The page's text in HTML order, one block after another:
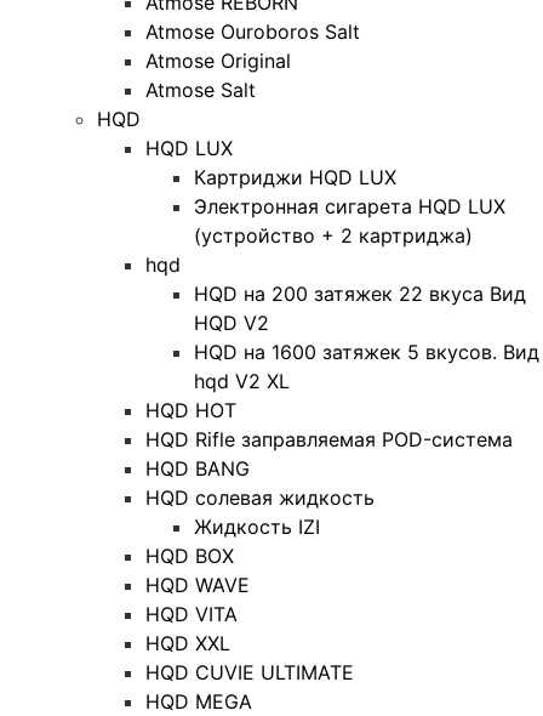
Atmose Ouroboros Salt
Atmose Original
Atmose Salt
HQD
HQD LUX
Картриджи HQD LUX
Электронная сигарета HQD LUX
(устройство + 2 картриджа)
hqd
HQD на 200 затяжек 22 вкуса Вид
HQD V2
HQD на 1600 затяжек 5 вкусов. Вид
hqd V2 XL
HQD HOT
HQD Rifle заправляемая POD-система
HQD BANG
HQD солевая жидкость
Жидкость IZI
HQD BOX
HQD WAVE
HQD VITA
HQD XXL
HQD CUVIE ULTIMATE
HQD MEGA